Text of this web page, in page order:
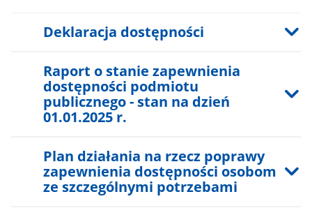
Deklaracja dostępności
Raport o stanie zapewnienia
dostępności podmiotu
publicznego - stan na dzień
01.01.2025 r.
Plan działania na rzecz poprawy
zapewnienia dostępności osobom
ze szczególnymi potrzebami